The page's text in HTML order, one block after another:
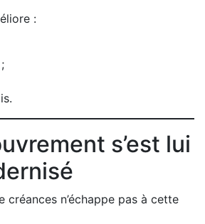
:
s’est lui
créances n’échappe pas à cette